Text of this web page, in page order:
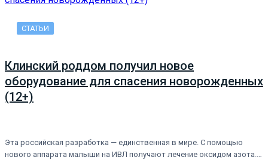
СТАТЬИ
Клинский роддом получил новое
оборудование для спасения новорожденных
(12+)
Эта российская разработка — единственная в мире. С помощью
нового аппарата малыши на ИВЛ получают лечение оксидом азота.…